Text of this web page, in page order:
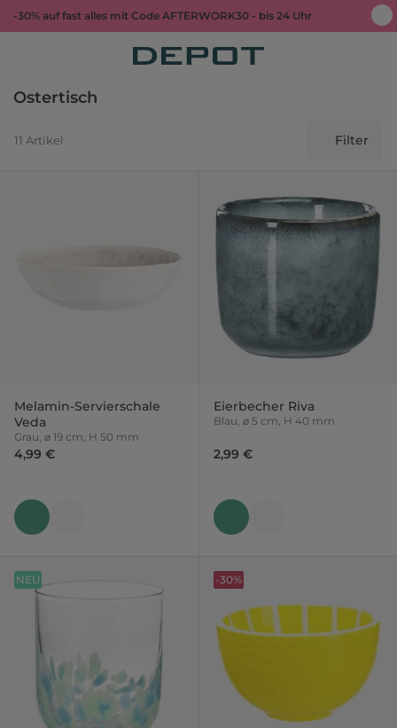
-30% auf fast alles mit Code AFTERWORK30 - bis 24 Uhr
Ostertisch
11 Artikel Filter
Melamin-Servierschale
Veda
Grau, ⌀ 19 cm, H 50 mm
4,99 €
Eierbecher Riva
Blau, ⌀ 5 cm, H 40 mm
2,99 €
NEU -30%